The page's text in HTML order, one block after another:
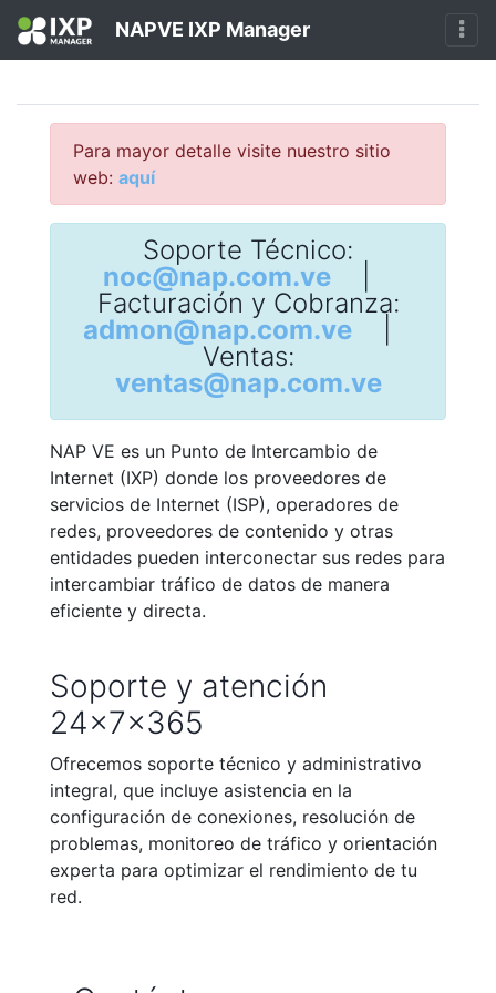
NAPVE IXP Manager
Para mayor detalle visite nuestro sitio
web: aquí
Soporte Técnico:
noc@nap.com.ve
Facturación y Cobranza:
admon@nap.com.ve|
Ventas:
ventas@nap.com.ve
NAP VE es un Punto de Intercambio de
Internet (IXP) donde los proveedores de
servicios de Internet (ISP), operadores de
redes, proveedores de contenido y otras
entidades pueden interconectar sus redes para
intercambiar tráfico de datos de manera
eficiente y directa.
Soporte y atención
24x7x365
Ofrecemos soporte técnico y administrativo
integral, que incluye asistencia en la
configuración de conexiones, resolución de
problemas, monitoreo de tráfico y orientación
experta para optimizar el rendimiento de tu
red.